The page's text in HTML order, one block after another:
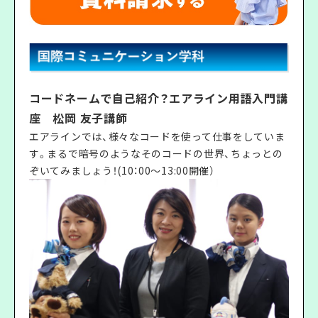
コードネームで自己紹介？エアライン用語入門講
座 松岡 友子講師
エアラインでは、様々なコードを使って仕事をしていま
す。まるで暗号のようなそのコードの世界、ちょっとの
ぞいてみましょう！(10：00〜13:00開催）